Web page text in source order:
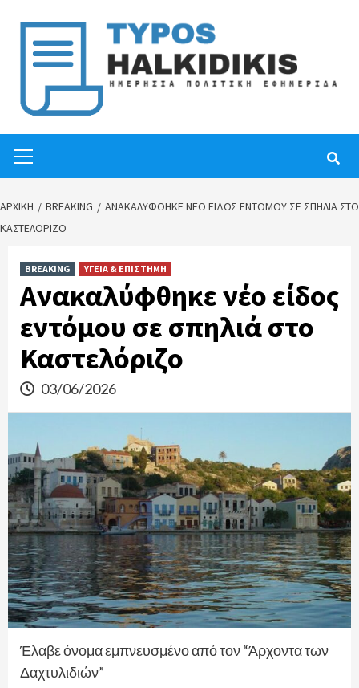
content
Menu
ΑΡΧΙΚΉ BREAKING
ΑΝΑΚΑΛΎΦΘΗΚΕ ΝΈΟ ΕΊΔΟΣ ΕΝΤΌΜΟΥ ΣΕ ΣΠΗΛΙΆ ΣΤΟ
ΚΑΣΤΕΛΌΡΙΖΟ
BREAKING ΥΓΕΙΑ & ΕΠΙΣΤΗΜΗ
Ανακαλύφθηκε νέο είδος
εντόμου σε σπηλιά στο
Καστελόριζο
03/06/2026
Έλαβε όνομα εμπνευσμένο από τον “Άρχοντα των
Δαχτυλιδιών”